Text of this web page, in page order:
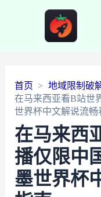
首页
地域限制破
在马来西亚看B站世
世界杯中文解说流畅
在马来西
播仅限中
墨世界杯